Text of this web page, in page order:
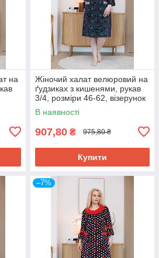
на
Жіночий халат велюровий на
ґудзиках з кишенями, рукав
3/4, розміри 46-62, візерунок
- фіолетовий павич 48
В наявності
907,80 ₴ 975,80 ₴
Купити
–7%